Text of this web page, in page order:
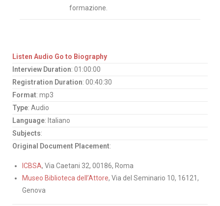
formazione.
Listen Audio Go to Biography
Interview Duration: 01:00:00
Registration Duration: 00:40:30
Format: mp3
Type: Audio
Language: Italiano
Subjects:
Original Document Placement:
ICBSA, Via Caetani 32, 00186, Roma
Museo Biblioteca dell’Attore, Via del Seminario 10, 16121,
Genova